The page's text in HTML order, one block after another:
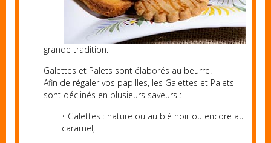
grande tradition.
Galettes et Palets sont élaborés au beurre.
Afin de régaler vos papilles, les Galettes et Palets
sont déclinés en plusieurs saveurs :
• Galettes : nature ou au blé noir ou encore au
caramel,